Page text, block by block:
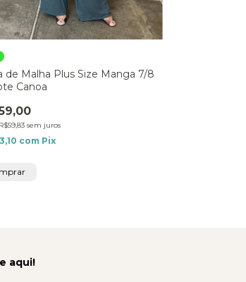
de Malha Plus Size Manga 7/8
Canoa
R$59,83 sem juros
com Pix
aqui!